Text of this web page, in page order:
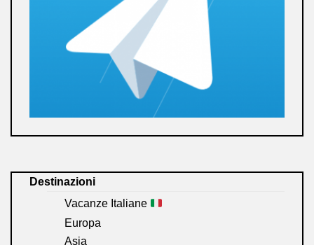
Destinazioni
Vacanze Italiane
Europa
Asia